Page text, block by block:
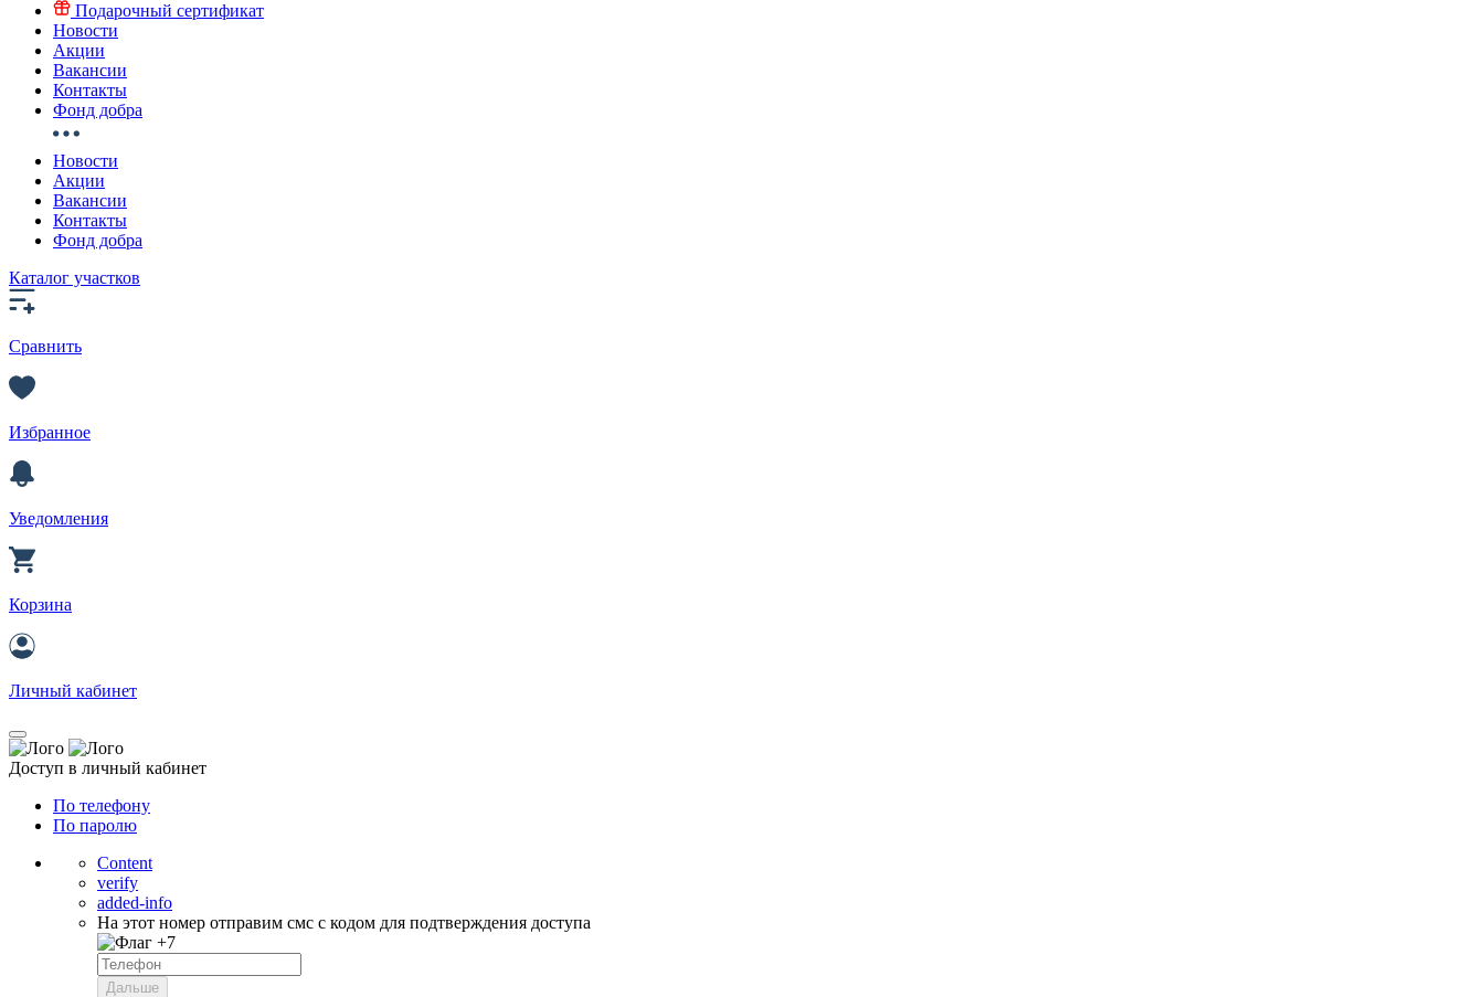
Подарочный сертификат
Новости
Акции
Вакансии
Контакты
Фонд добра
Новости
Акции
Вакансии
Контакты
Фонд добра
Каталог участков
Сравнить
Избранное
Уведомления
Корзина
Личный кабинет
Доступ в личный кабинет
По телефону
По паролю
Content
verify
added-info
На этот номер отправим смс с кодом для подтверждения доступа
+7
Дальше